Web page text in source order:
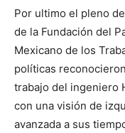
Por ultimo el pleno
de la Fundación del
Mexicano de los
políticas
trabajo del ingeniero
con una visión de
avanzada a sus